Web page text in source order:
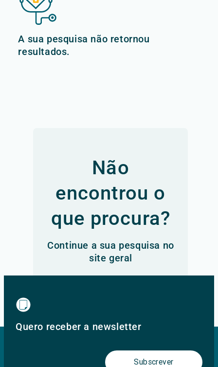
A sua pesquisa não retornou
resultados.
Não
encontrou o
que procura?
Continue a sua pesquisa no
site geral
Quero receber a newsletter
Subscrever